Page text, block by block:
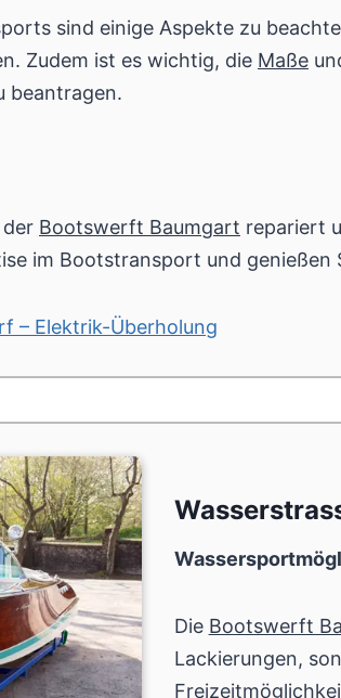
sind einige Aspekte zu
Zudem ist es wichtig, die Maße
beantragen.
Bootswerft Baumgart repariert
im Bootstransport und genießen
– Elektrik-Überholung
Die Bootswerft
Lackierungen,